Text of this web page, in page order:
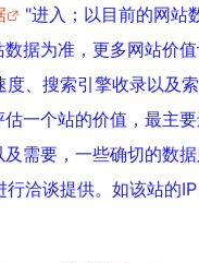
"进入；以目前的网站
据为准，更多网站价值
、搜索引擎收录以及
一个站的价值，最主
需要，一些确切的数
洽谈提供。如该站的